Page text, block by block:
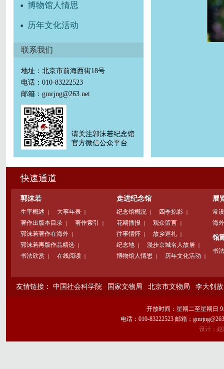
博物馆人情思
历年文化活动
联系我们
地址：北京市前海西街18号
电话：010-83222523
邮箱：gmrjng@263.net
请关注郭沫若纪念馆
官方微信公众平台
快速通道
郭沫若
生平概述 ｜ 大事年表 ｜
著作出版本目录 ｜ 著作索引 ｜
郭沫若著作在海外 ｜
郭沫若再版作品精选 ｜
书法欣赏 ｜ 在线阅读 ｜
走进纪念馆
纪念馆概况 ｜ 四季掠影 ｜
花期播报 ｜ 观众留言 ｜
往事情怀 ｜ 故乡巡礼 ｜
纪念地 ｜ 漫步京城名人故居 ｜
博物馆人情思 ｜ 历年文化活动 ｜
展
常
海
馆
书法
友情链接： 中国社会科学院 国家文物局 北京市文物局 李大钊
开放时间：星期二至星期日
电话：010-83222523 邮箱：
设计：